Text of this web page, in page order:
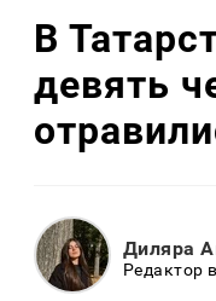
В
девять
Диляра
Редактор